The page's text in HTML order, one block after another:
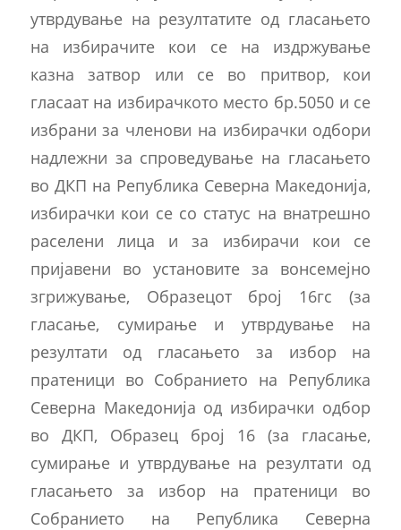
утврдување на резултатите од гласањето
на избирачите кои се на издржување
казна затвор или се во притвор, кои
гласаат на избирачкото место бр.5050 и се
избрани за членови на избирачки одбори
надлежни за спроведување на гласањето
во ДКП на Република Северна Македонија,
избирачки кои се со статус на внатрешно
раселени лица и за избирачи кои се
пријавени во установите за вонсемејно
згрижување, Образецот број 16гс (за
гласање, сумирање и утврдување на
резултати од гласањето за избор на
пратеници во Собранието на Република
Северна Македонија од избирачки одбор
во ДКП, Образец број 16 (за гласање,
сумирање и утврдување на резултати од
гласањето за избор на пратеници во
Собранието на Република Северна